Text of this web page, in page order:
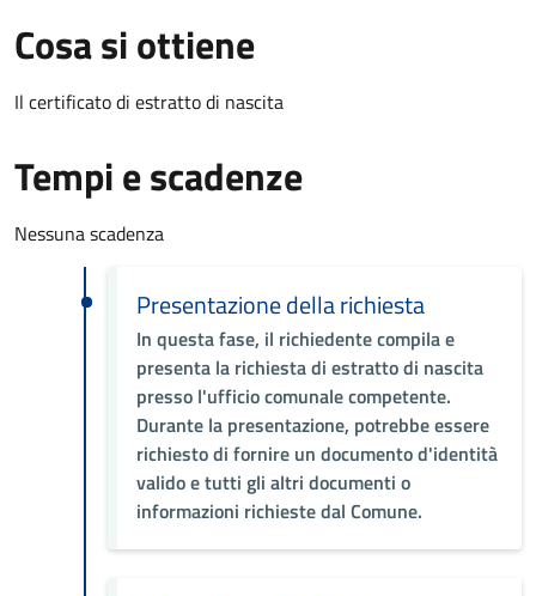
Cosa si ottiene
Il certificato di estratto di nascita
Tempi e scadenze
Nessuna scadenza
Presentazione della richiesta
In questa fase, il richiedente compila e
presenta la richiesta di estratto di nascita
presso l'ufficio comunale competente.
Durante la presentazione, potrebbe essere
richiesto di fornire un documento d'identità
valido e tutti gli altri documenti o
informazioni richieste dal Comune.